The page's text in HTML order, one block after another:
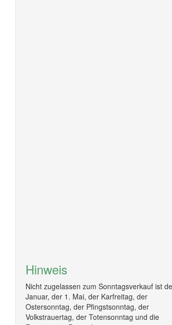
Hinweis
Nicht zugelassen zum Sonntagsverkauf ist
Januar, der 1. Mai, der Karfreitag, der
Ostersonntag, der Pfingstsonntag, der
Volkstrauertag, der Totensonntag und die